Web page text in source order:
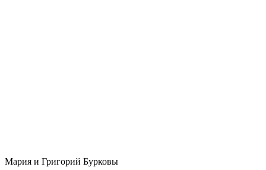
Мария и Григорий Бурковы